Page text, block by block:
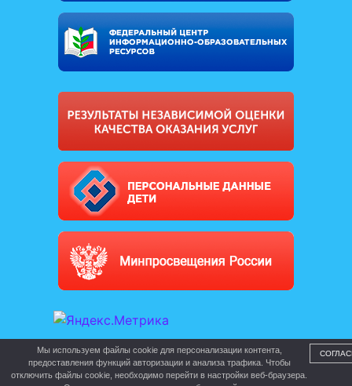
Мы используем файлы cookie для персонализации контента,
предоставления функций авторизации и анализа трафика. Чтобы
отключить файлы cookie, необходимо перейти в настройки веб-браузера.